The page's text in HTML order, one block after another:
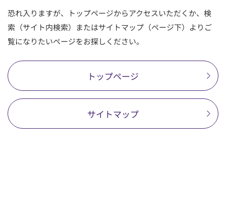
恐れ入りますが、トップページからアクセスいただくか、検
索（サイト内検索）またはサイトマップ（ページ下）よりご
覧になりたいページをお探しください。
トップページ
サイトマップ
順天堂医院について
医院TIMES